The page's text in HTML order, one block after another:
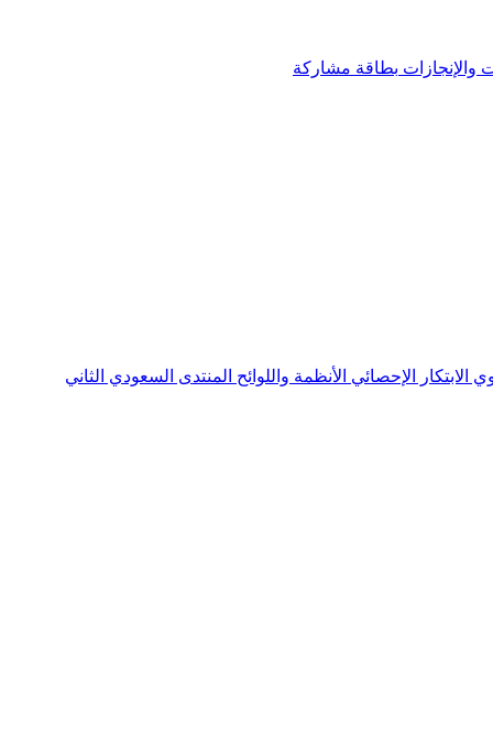
والإنجازات بطاقة مشاركة
الابتكار الإحصائي الأنظمة واللوائح المنتدى السعودي الثاني